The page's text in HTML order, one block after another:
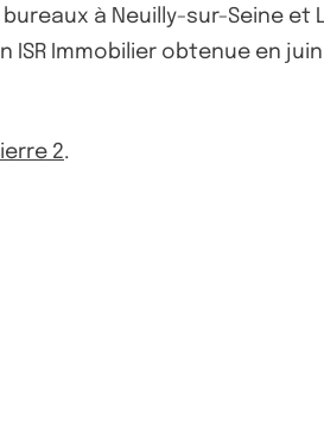
à Neuilly-sur-Seine et
Immobilier obtenue en
2.